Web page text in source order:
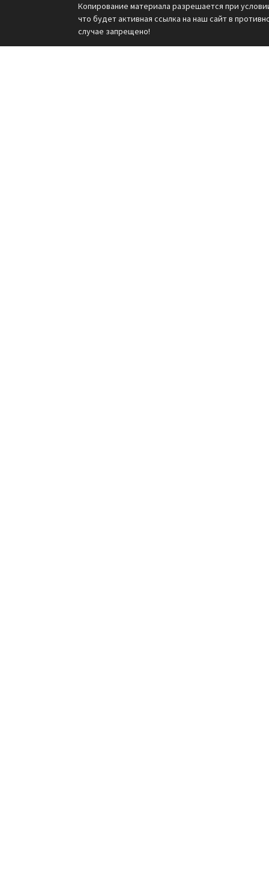
Копирование материала разрешается при
что будет активная ссылка на наш сайт в
случае запрещено!